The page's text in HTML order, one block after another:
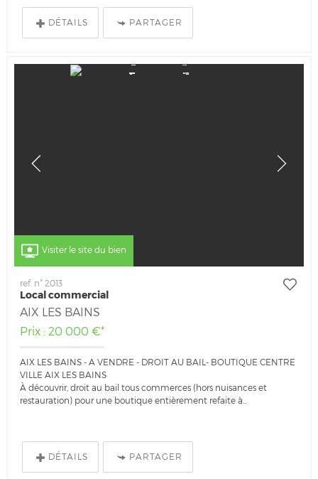
DÉTAILS PARTAGER
Visiter le site du bien
ref. n° 2013
Local commercial
AIX LES BAINS
Prix : 20 000 €*
AIX LES BAINS - A VENDRE - DROIT AU BAIL- BOUTIQUE CENTRE
VILLE AIX LES BAINS
À découvrir, droit au bail tous commerces (hors nuisances et
restauration) pour une boutique entièrement refaite à...
DÉTAILS PARTAGER